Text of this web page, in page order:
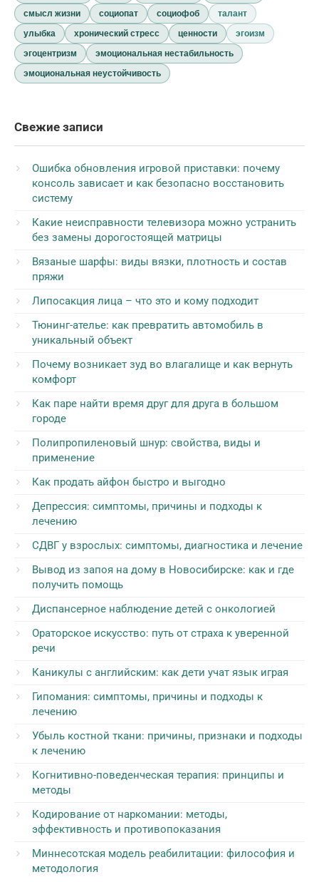
смысл жизни
социопат социофоб
талант
улыбка
хронический стресс ценности
эгоизм
эгоцентризм
эмоциональная нестабильность
эмоциональная неустойчивость
Свежие записи
Ошибка обновления игровой приставки: почему
консоль зависает и как безопасно восстановить
систему
Какие неисправности телевизора можно устранить
без замены дорогостоящей матрицы
Вязаные шарфы: виды вязки, плотность и состав
пряжи
Липосакция лица – что это и кому подходит
Тюнинг-ателье: как превратить автомобиль в
уникальный объект
Почему возникает зуд во влагалище и как вернуть
комфорт
Как паре найти время друг для друга в большом
городе
Полипропиленовый шнур: свойства, виды и
применение
Как продать айфон быстро и выгодно
Депрессия: симптомы, причины и подходы к
лечению
СДВГ у взрослых: симптомы, диагностика и лечение
Вывод из запоя на дому в Новосибирске: как и где
получить помощь
Диспансерное наблюдение детей с онкологией
Ораторское искусство: путь от страха к уверенной
речи
Каникулы с английским: как дети учат язык играя
Гипомания: симптомы, причины и подходы к
лечению
Убыль костной ткани: причины, признаки и подходы
к лечению
Когнитивно-поведенческая терапия: принципы и
методы
Кодирование от наркомании: методы,
эффективность и противопоказания
Миннесотская модель реабилитации: философия и
методология